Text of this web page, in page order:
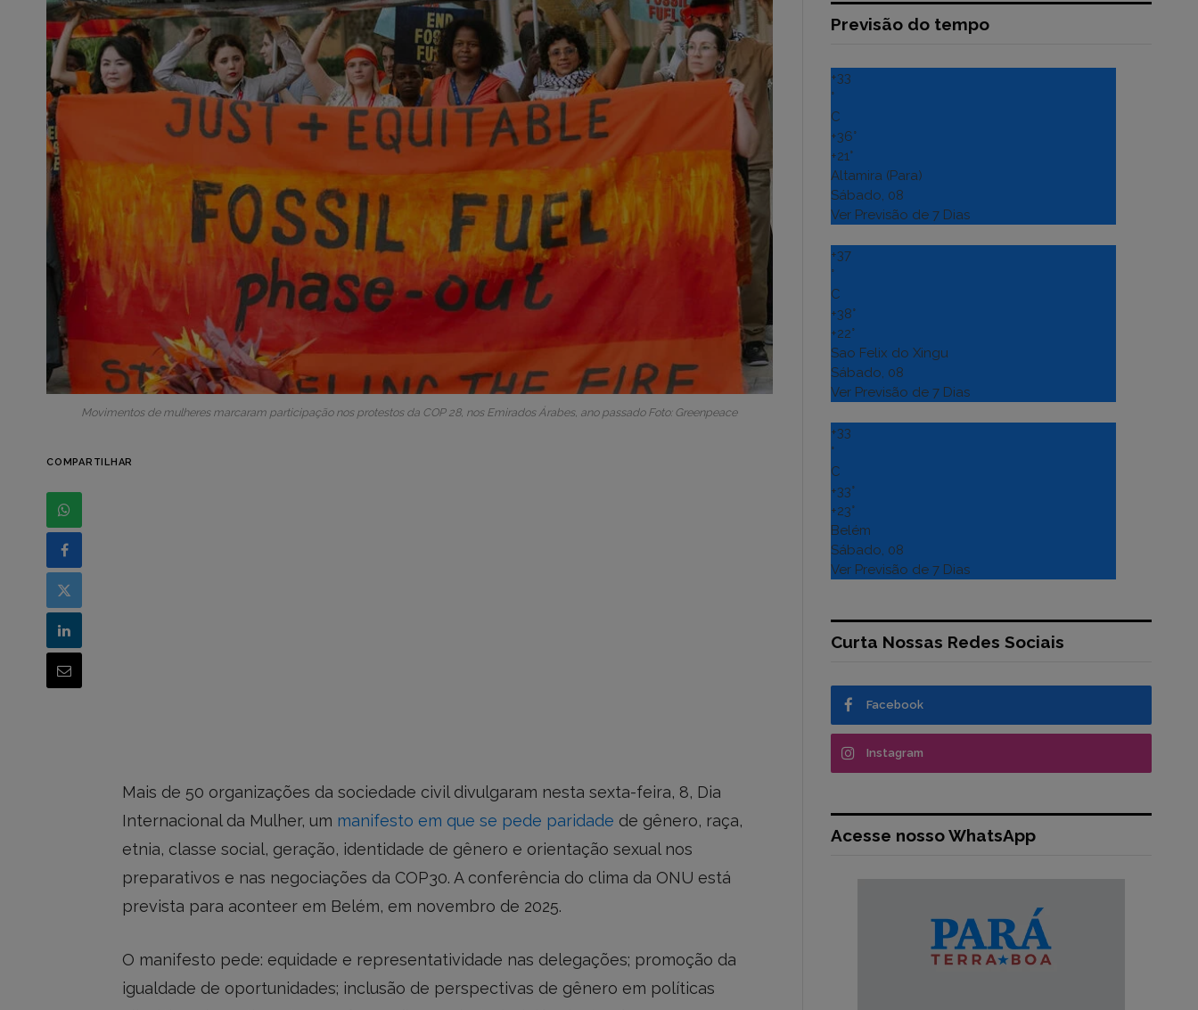
Movimentos de mulheres marcaram participação nos protestos da COP 28, nos Emirados Árabes, ano passado Foto: Greenpeace
COMPARTILHAR
Mais de 50 organizações da sociedade civil divulgaram nesta sexta-feira, 8, Dia
Internacional da Mulher, um manifesto em que se pede paridade de gênero, raça,
etnia, classe social, geração, identidade de gênero e orientação sexual nos
preparativos e nas negociações da COP30. A conferência do clima da ONU está
prevista para aconteer em Belém, em novembro de 2025.
O manifesto pede: equidade e representatividade nas delegações; promoção da
igualdade de oportunidades; inclusão de perspectivas de gênero em políticas
Previsão do tempo
+33
°
C
+36°
+21°
Altamira (Para)
Sábado, 08
Ver Previsão de 7 Dias
+37
°
C
+38°
+22°
Sao Felix do Xingu
Sábado, 08
Ver Previsão de 7 Dias
+33
°
C
+33°
+23°
Belém
Sábado, 08
Ver Previsão de 7 Dias
Curta Nossas Redes Sociais
Facebook
Instagram
Acesse nosso WhatsApp